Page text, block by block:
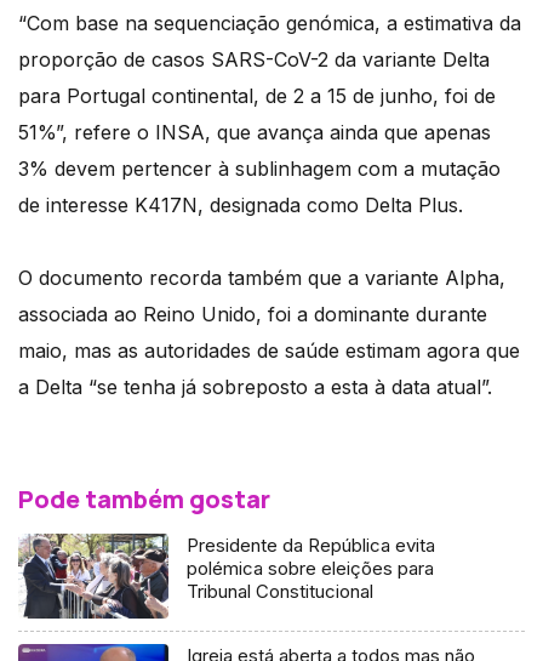
“Com base na sequenciação genómica, a estimativa da
proporção de casos SARS-CoV-2 da variante Delta
para Portugal continental, de 2 a 15 de junho, foi de
51%”, refere o INSA, que avança ainda que apenas
3% devem pertencer à sublinhagem com a mutação
de interesse K417N, designada como Delta Plus.
O documento recorda também que a variante Alpha,
associada ao Reino Unido, foi a dominante durante
maio, mas as autoridades de saúde estimam agora que
a Delta “se tenha já sobreposto a esta à data atual”.
Pode também gostar
Presidente da República evita
polémica sobre eleições para
Tribunal Constitucional
Igreja está aberta a todos mas não